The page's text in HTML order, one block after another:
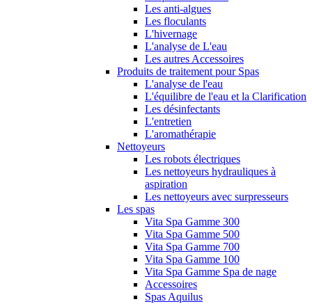
Les anti-algues
Les floculants
L'hivernage
L'analyse de L'eau
Les autres Accessoires
Produits de traitement pour Spas
L'analyse de l'eau
L'équilibre de l'eau et la Clarification
Les désinfectants
L'entretien
L'aromathérapie
Nettoyeurs
Les robots électriques
Les nettoyeurs hydrauliques à
aspiration
Les nettoyeurs avec surpresseurs
Les spas
Vita Spa Gamme 300
Vita Spa Gamme 500
Vita Spa Gamme 700
Vita Spa Gamme 100
Vita Spa Gamme Spa de nage
Accessoires
Spas Aquilus